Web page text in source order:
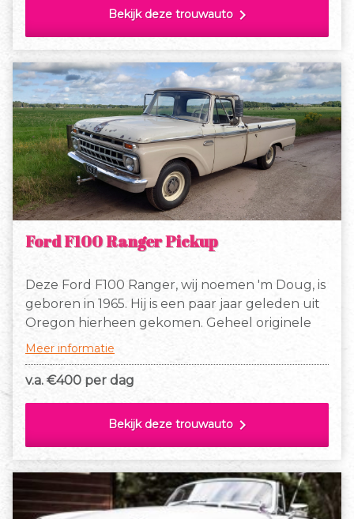
Bekijk deze trouwauto chevron_right
Ford F100 Ranger Pickup
Deze Ford F100 Ranger, wij noemen 'm Doug, is
geboren in 1965. Hij is een paar jaar geleden uit
Oregon hierheen gekomen. Geheel originele
staat, prachtig patina op z'n beige-witte two
blanke lak. Doug heeft een prachtig klinkende
V8 met een automaat en rijdt makkelijk, leuk
en betrouwbaar!
Meer informatie
v.a. €400 per dag
Bekijk deze trouwauto chevron_right